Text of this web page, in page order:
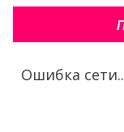
Ошибка